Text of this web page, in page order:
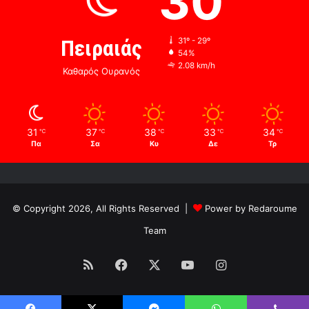
Πειραιάς
Καθαρός Ουρανός
31º - 29º
54%
2.08 km/h
31 ℃
Πα
37 ℃
Σα
38 ℃
Κυ
33 ℃
Δε
34 ℃
Τρ
© Copyright 2026, All Rights Reserved |
Power by Redaroume
Team
RSS Facebook YouTubeInstagram